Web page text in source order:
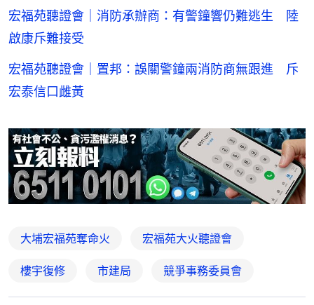
宏福苑聽證會｜消防承辦商：有警鐘響仍難逃生 陸
啟康斥難接受
宏福苑聽證會｜置邦：誤關警鐘兩消防商無跟進 斥
宏泰信口雌黃
大埔宏福苑奪命火 宏福苑大火聽證會
樓宇復修 市建局 競爭事務委員會